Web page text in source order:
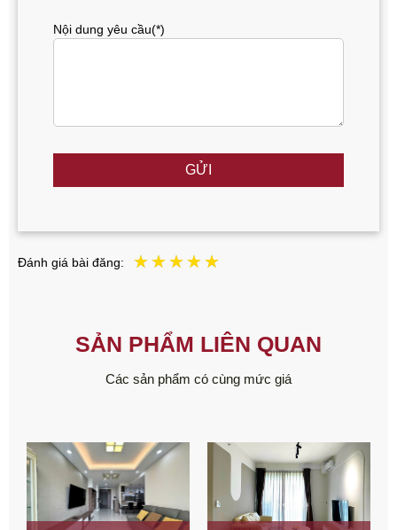
Nội dung yêu cầu(*)
GỬI
Đánh giá bài đăng:
SẢN PHẨM LIÊN QUAN
Các sản phẩm có cùng mức giá